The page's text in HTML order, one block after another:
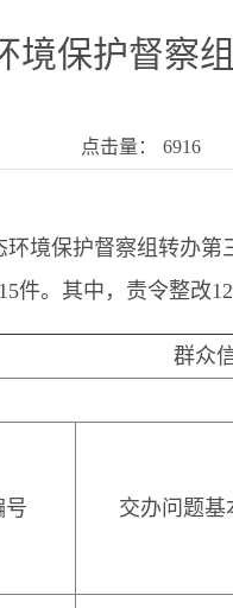
境保护督察
点击量： 6916
保护督察组转办第三
件。其中，责令整改
群众
号 交办问题基